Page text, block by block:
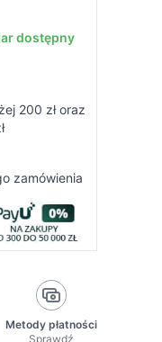
dostępny
200 zł oraz
zamówienia
Metody płatności
Sprawdź